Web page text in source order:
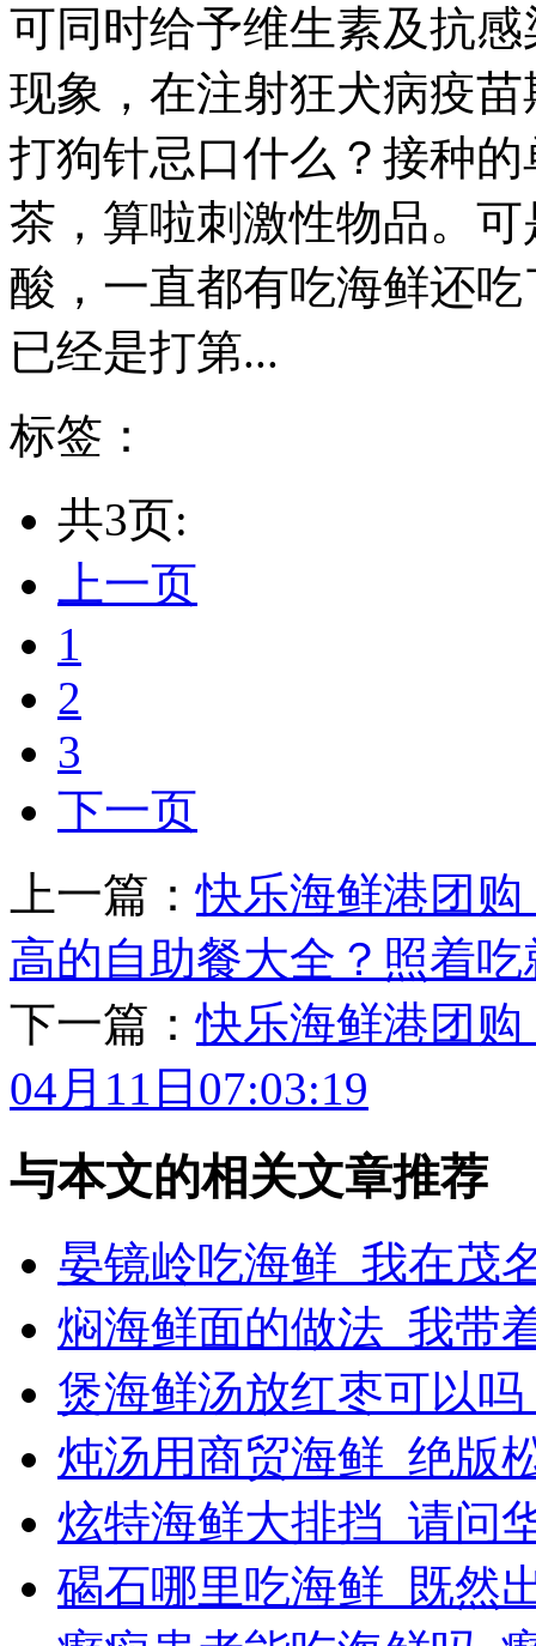
可同时给予维生素及抗
现象，在注射狂犬病疫
打狗针忌口什么？接种
茶，算啦刺激性物品。
酸，一直都有吃海鲜还
已经是打第...
标签：
共3页:
上一页
1
2
3
下一页
上一篇：快乐海鲜港团
高的自助餐大全？照着吃
下一篇：快乐海鲜港团
04月11日07:03:19
与本文的相关文章推荐
晏镜岭吃海鲜_我在茂
焖海鲜面的做法_我带
煲海鲜汤放红枣可以
炖汤用商贸海鲜_绝版
炫特海鲜大排挡_请问
碣石哪里吃海鲜_既然